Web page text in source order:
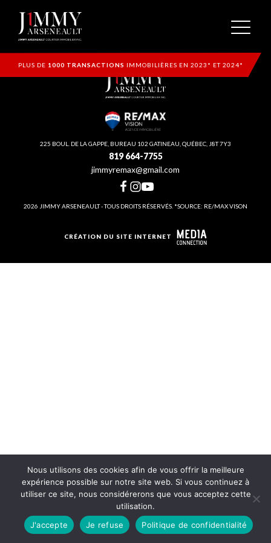
PLUS DE 1000 TRANSACTIONS IMMOBILIÈRES EN 2023* ET 2024*
225 BOUL. DE LA GAPPE, BUREAU 102 GATINEAU, QUÉBEC, J8T 7Y3
819 664-7755
jimmyremax@gmail.com
2026 JIMMY ARSENEAULT - TOUS DROITS RÉSERVÉS. *SOURCE: RE/MAX VISON
CRÉATION DU SITE INTERNET
Nous utilisons des cookies afin de vous offrir la meilleure
expérience possible sur notre site web. Si vous continuez à
utiliser ce site, nous considérerons que vous acceptez cette
utilisation.
J'accepte
Je refuse Politique de confidentialité